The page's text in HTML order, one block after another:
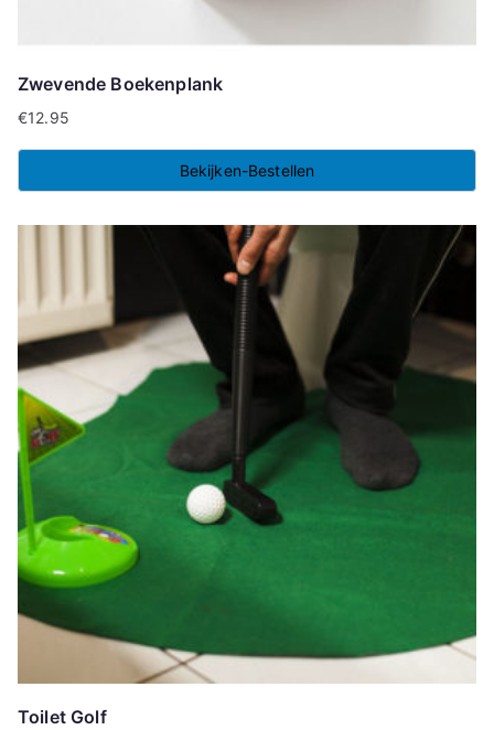
Zwevende Boekenplank
€12.95
Bekijken-Bestellen
Toilet Golf